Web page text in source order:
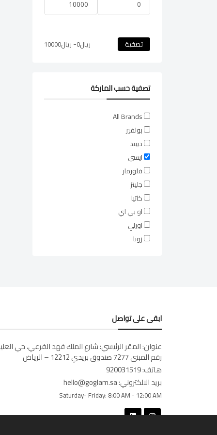
تصفية ريال0
- ريال10000
تصفية حسب الماركة
All Brands
بولفير
ديبند
ايسي
فلورمار
جليتز
كاتيا
او بي اي
اورلي
زويا
ابقى على تواصل
عنوان:المقر الرئيسي: شارع الملك فهد الفرعي، حي
رقم المبنى 7277 صندوق بريدي 12212 – الرياض
هاتف:920031519
بريد الالكتروني:hello@goglam.sa
Saturday- Friday: 8:00 AM - 12:00 AM